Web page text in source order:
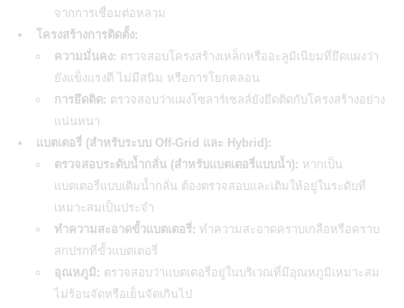
จากการเชื่อมต่อหลวม
โครงสร้างการติดตั้ง:
ความมั่นคง: ตรวจสอบโครงสร้างเหล็กหรืออะลูมิเนียมที่ยึดแผงว่า
ยังแข็งแรงดี ไม่มีสนิม หรือการโยกคลอน
การยึดติด: ตรวจสอบว่าแผงโซลาร์เซลล์ยังยึดติดกับโครงสร้างอย่าง
แน่นหนา
แบตเตอรี่ (สำหรับระบบ Off-Grid และ Hybrid):
ตรวจสอบระดับน้ำกลั่น (สำหรับแบตเตอรี่แบบน้ำ): หากเป็น
แบตเตอรี่แบบเติมน้ำกลั่น ต้องตรวจสอบและเติมให้อยู่ในระดับที่
เหมาะสมเป็นประจำ
ทำความสะอาดขั้วแบตเตอรี่: ทำความสะอาดคราบเกลือหรือคราบ
สกปรกที่ขั้วแบตเตอรี่
อุณหภูมิ: ตรวจสอบว่าแบตเตอรี่อยู่ในบริเวณที่มีอุณหภูมิเหมาะสม
ไม่ร้อนจัดหรือเย็นจัดเกินไป